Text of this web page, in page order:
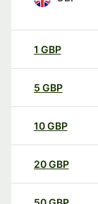
1 GBP
5 GBP
10GBP
20GBP